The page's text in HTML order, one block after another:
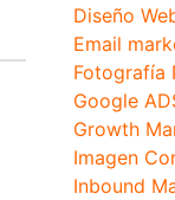
Diseño
Email
Fotografía
Google
Growth
Imagen
Inbound